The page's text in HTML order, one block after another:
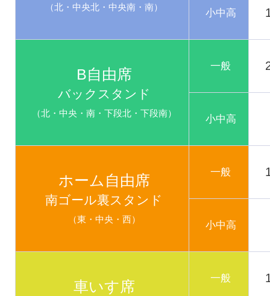
（北・中央北・中央南・南）
小中高
B自由席
バックスタンド
（北・中央・南・下段北・下段南）
一般
小中高
ホーム自由席
南ゴール裏スタンド
（東・中央・西）
一般
小中高
車いす席 一般